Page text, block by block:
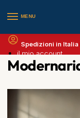
MENU
il mio account
Spedizioni in